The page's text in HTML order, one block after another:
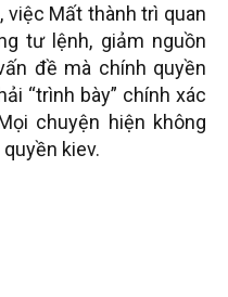
việc Mất thành trì quan
tư lệnh, giảm nguồn
đề mà chính quyền
“trình bày” chính xác
chuyện hiện không
kiev.